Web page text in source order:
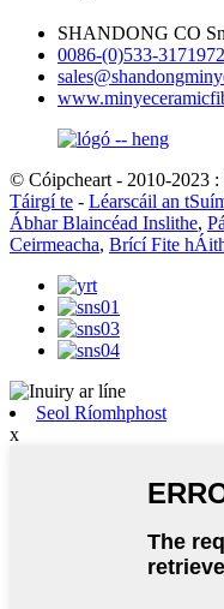
SHANDONG CO
0086-(0)533-3171972
© Cóipcheart - 2010-2023 :
Táirgí te - Léarscáil an
Ábhar Blaincéad Inslithe,
Ceirmeacha, Brící Fite
Seol Ríomhphost
x